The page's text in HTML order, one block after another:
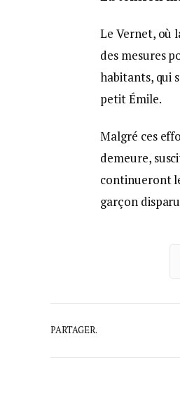
Le Vernet, où
des mesures
habitants, qui
petit Émile.
Malgré ces
demeure,
continueront
garçon
PARTAGER.